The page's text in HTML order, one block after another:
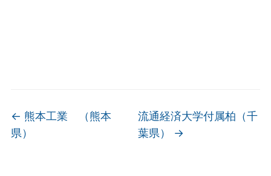
← 熊本工業 （熊本
県）
流通経済大学付属柏（千
葉県） →